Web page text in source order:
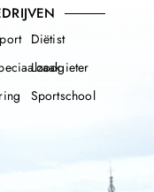
Diëtist
Loodgieter
Sportschool